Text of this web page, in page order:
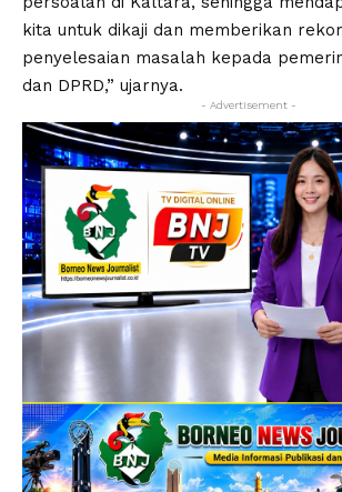
kita untuk dikaji dan memberikan
penyelesaian masalah kepada
dan DPRD,” ujarnya.
- Advertisement -